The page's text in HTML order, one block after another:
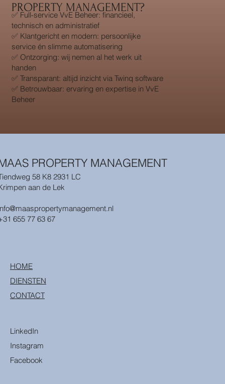
PROPERTY MANAGEMENT?
✅ Full-service VvE Beheer: financieel,
technisch en administratief
✅ Klantgericht en modern: persoonlijke
service én slimme automatisering
✅ Ontzorging: wij nemen al het werk uit
handen
✅ Transparant: altijd inzicht via Twinq software
✅ Betrouwbaar: ervaring en expertise in VvE
Beheer
PROPERTY MANAGEMENT
58 K8 2931 LC
aan de Lek
655 77 63 67
HOME
DIENSTEN
CONTACT
LinkedIn
Instagram
Facebook